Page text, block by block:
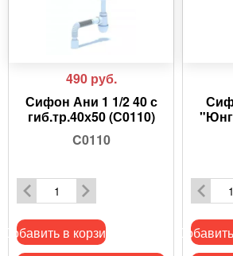
490 руб.
Сифон Ани 1 1/2 40 с
гиб.тр.40х50 (С0110)
C0110
Добавить в корзину